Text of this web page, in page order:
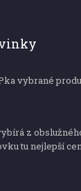
vybrané
z
tu nejlepší